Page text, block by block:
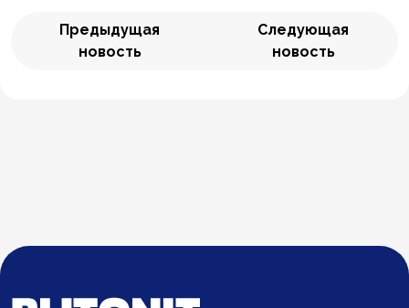
Предыдущая
новость
Следующая
новость